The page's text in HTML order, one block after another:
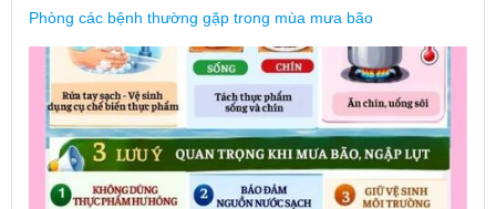
Phòng các bệnh thường gặp trong mùa mưa bão